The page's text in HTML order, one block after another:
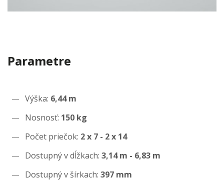
Parametre
Výška: 6,44 m
Nosnosť: 150 kg
Počet priečok: 2 x 7 - 2 x 14
Dostupný v dĺžkach: 3,14 m - 6,83 m
Dostupný v šírkach: 397 mm